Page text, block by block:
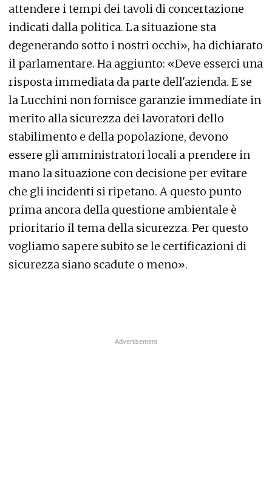
attendere i tempi dei tavoli di concertazione
indicati dalla politica. La situazione sta
degenerando sotto i nostri occhi», ha dichiarato
il parlamentare. Ha aggiunto: «Deve esserci una
risposta immediata da parte dell'azienda. E se
la Lucchini non fornisce garanzie immediate in
merito alla sicurezza dei lavoratori dello
stabilimento e della popolazione, devono
essere gli amministratori locali a prendere in
mano la situazione con decisione per evitare
che gli incidenti si ripetano. A questo punto
prima ancora della questione ambientale è
prioritario il tema della sicurezza. Per questo
vogliamo sapere subito se le certificazioni di
sicurezza siano scadute o meno».